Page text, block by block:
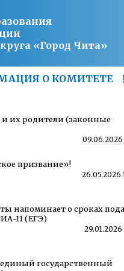
«Город Чита»
О КОМИТЕТЕ
их родители (законные
09.06.2026
призвание»!
26.05.2026
напоминает о сроках
11 (ЕГЭ)
29.01.2026
государственный